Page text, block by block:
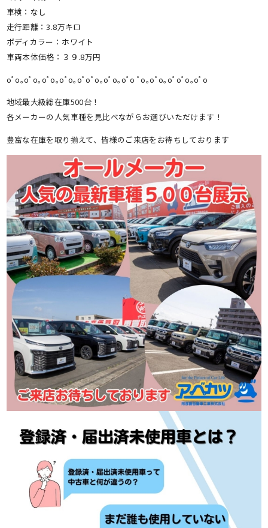
車検：なし
走行距離：3.8万キロ
ボディカラー：ホワイト
車両本体価格：３９.8万円
oﾟo｡oﾟo｡oﾟo｡oﾟo｡oﾟoﾟo｡oﾟo｡oﾟo ﾟo｡oﾟo｡oﾟoﾟo｡oﾟo
地域最大級総在庫500台！
各メーカーの人気車種を見比べながらお選びいただけます！
豊富な在庫を取り揃えて、皆様のご来店をお待ちしております